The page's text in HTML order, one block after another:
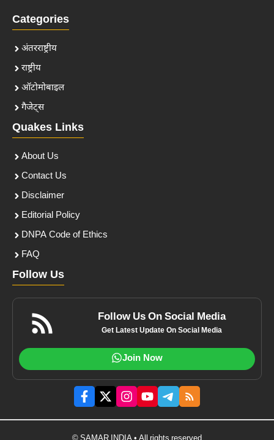
Categories
अंतरराष्ट्रीय
राष्ट्रीय
ऑटोमोबाइल
गैजेट्स
Quakes Links
About Us
Contact Us
Disclaimer
Editorial Policy
DNPA Code of Ethics
FAQ
Follow Us
Follow Us On Social Media
Get Latest Update On Social Media
Join Now